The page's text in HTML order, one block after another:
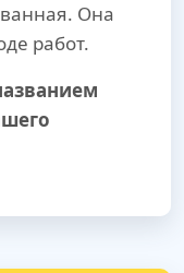
Она
работ.